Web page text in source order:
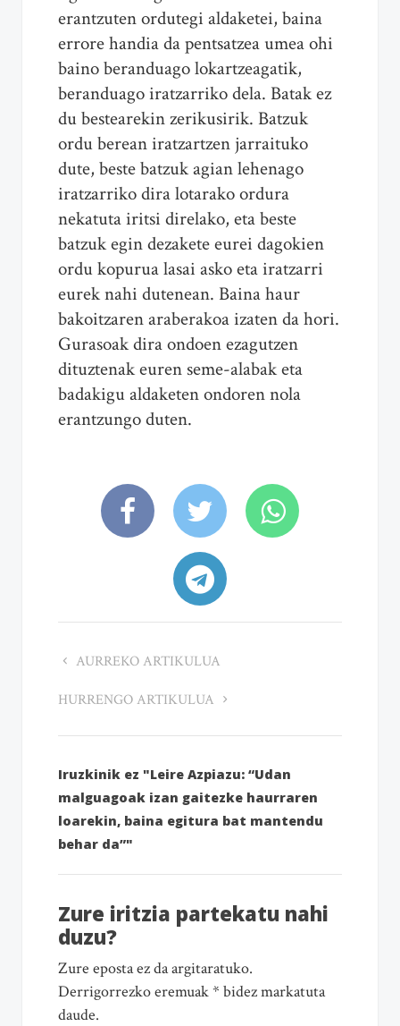
erantzuten ordutegi aldaketei, baina
errore handia da pentsatzea umea ohi
baino beranduago lokartzeagatik,
beranduago iratzarriko dela. Batak ez
du bestearekin zerikusirik. Batzuk
ordu berean iratzartzen jarraituko
dute, beste batzuk agian lehenago
iratzarriko dira lotarako ordura
nekatuta iritsi direlako, eta beste
batzuk egin dezakete eurei dagokien
ordu kopurua lasai asko eta iratzarri
eurek nahi dutenean. Baina haur
bakoitzaren araberakoa izaten da hori.
Gurasoak dira ondoen ezagutzen
dituztenak euren seme-alabak eta
badakigu aldaketen ondoren nola
erantzungo duten.
AURREKO ARTIKULUA
HURRENGO ARTIKULUA
Iruzkinik ez "Leire Azpiazu: “Udan
malguagoak izan gaitezke haurraren
loarekin, baina egitura bat mantendu
behar da”"
Zure iritzia partekatu nahi
duzu?
Zure eposta ez da argitaratuko.
Derrigorrezko eremuak * bidez markatuta
daude.